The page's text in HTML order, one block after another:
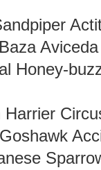
Honey-
Harrier